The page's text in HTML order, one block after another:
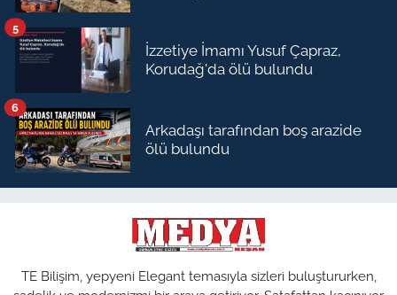
İzzetiye İmamı Yusuf Çapraz,
Korudağ'da ölü bulundu
5
Arkadaşı tarafından boş arazide
ölü bulundu
6
TE Bilişim, yepyeni Elegant temasıyla sizleri buluştururken,